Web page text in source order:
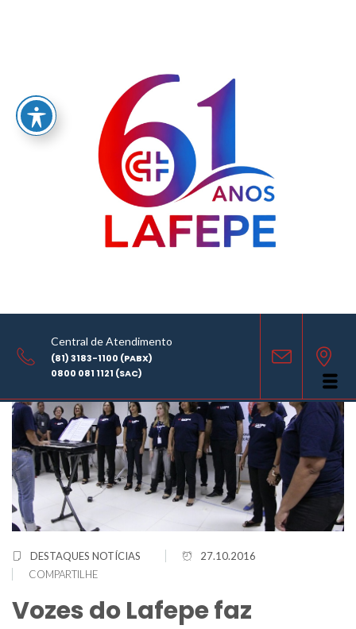
Central de Atendimento
(81) 3183-1100 (PABX)
0800 081 1121 (SAC)
Vozes do Lafepe faz apresentação na Casa da Cultura
DESTAQUES NOTÍCIAS
27.10.2016
COMPARTILHE
Vozes do Lafepe faz